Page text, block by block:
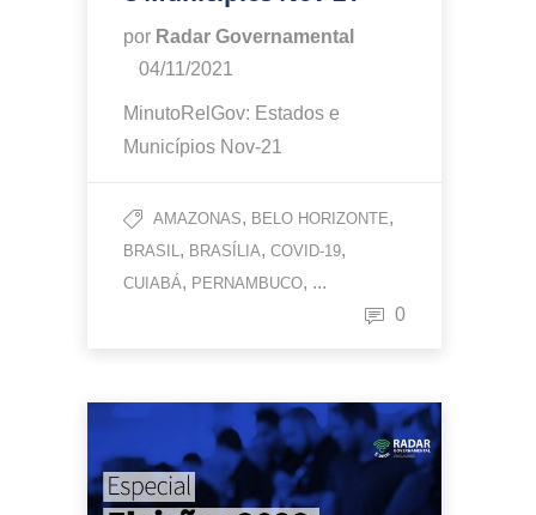
por Radar Governamental
04/11/2021
MinutoRelGov: Estados e
Municípios Nov-21
AMAZONAS, BELO HORIZONTE,
BRASIL, BRASÍLIA, COVID-19,
CUIABÁ, PERNAMBUCO, ...
0